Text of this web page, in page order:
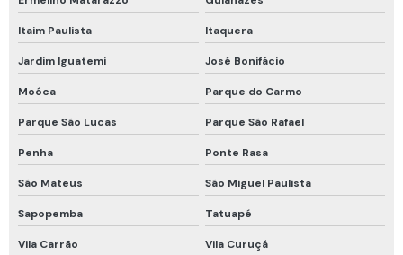
Tubos colorimétricos draeger
Venda de detector de gás
Vestimenta de proteção química tipo 5 e 6
Vestimenta proteção química
Itaim Paulista Itaquera
Jardim Iguatemi José Bonifácio
Moóca Parque do Carmo
Parque São Lucas Parque São Rafael
Penha Ponte Rasa
São Mateus São Miguel Paulista
Sapopemba Tatuapé
Vila Carrão Vila Curuçá